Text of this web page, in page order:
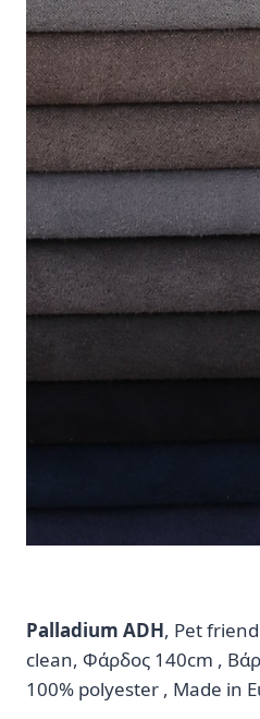
Palladium ADH, Pet
clean, Φάρδος 140cm ,
100% polyester , Made in